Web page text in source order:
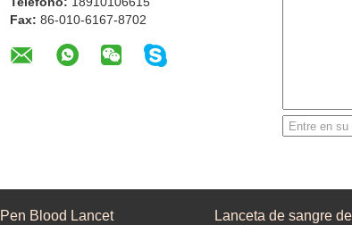
Fax: 86-010-6167-8702
Pen Blood Lancet
Lanceta de sangre